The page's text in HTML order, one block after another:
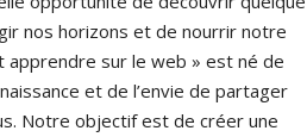
nos horizons et de nourrir notre
apprendre sur le web » est né de
et de l’envie de partager
Notre objectif est de créer une